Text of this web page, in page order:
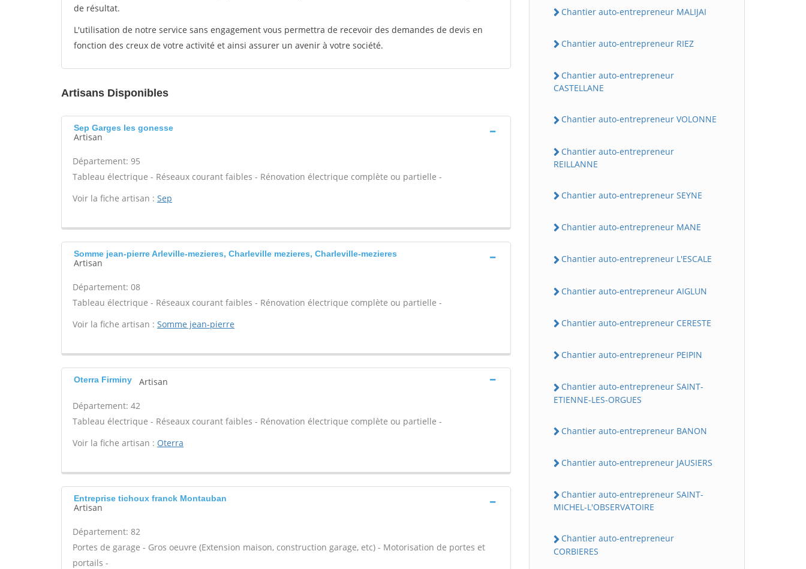
de résultat.
L'utilisation de notre service sans engagement vous permettra de recevoir des demandes de devis en
fonction des creux de votre activité et ainsi assurer un avenir à votre société.
Artisans Disponibles
Sep Garges les gonesse
Artisan
Département: 95
Tableau électrique - Réseaux courant faibles - Rénovation électrique complète ou partielle -
Voir la fiche artisan : Sep
Somme jean-pierre Arleville-mezieres, Charleville mezieres, Charleville-mezieres
Artisan
Département: 08
Tableau électrique - Réseaux courant faibles - Rénovation électrique complète ou partielle -
Voir la fiche artisan : Somme jean-pierre
Oterra Firminy Artisan
Département: 42
Tableau électrique - Réseaux courant faibles - Rénovation électrique complète ou partielle -
Voir la fiche artisan : Oterra
Entreprise tichoux franck Montauban
Artisan
Département: 82
Portes de garage - Gros oeuvre (Extension maison, construction garage, etc) - Motorisation de portes et
portails -
Chantier auto-entrepreneur MALIJAI
Chantier auto-entrepreneur RIEZ
Chantier auto-entrepreneur
CASTELLANE
Chantier auto-entrepreneur VOLONNE
Chantier auto-entrepreneur
REILLANNE
Chantier auto-entrepreneur SEYNE
Chantier auto-entrepreneur MANE
Chantier auto-entrepreneur L'ESCALE
Chantier auto-entrepreneur AIGLUN
Chantier auto-entrepreneur CERESTE
Chantier auto-entrepreneur PEIPIN
Chantier auto-entrepreneur SAINT-
ETIENNE-LES-ORGUES
Chantier auto-entrepreneur BANON
Chantier auto-entrepreneur JAUSIERS
Chantier auto-entrepreneur SAINT-
MICHEL-L'OBSERVATOIRE
Chantier auto-entrepreneur
CORBIERES